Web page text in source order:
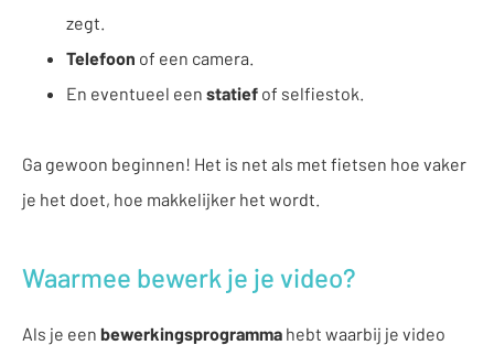
zegt.
Telefoon of een camera.
En eventueel een statief of selfiestok.
Ga gewoon beginnen! Het is net als met fietsen hoe vaker
je het doet, hoe makkelijker het wordt.
Waarmee bewerk je je video?
Als je een bewerkingsprogramma hebt waarbij je video